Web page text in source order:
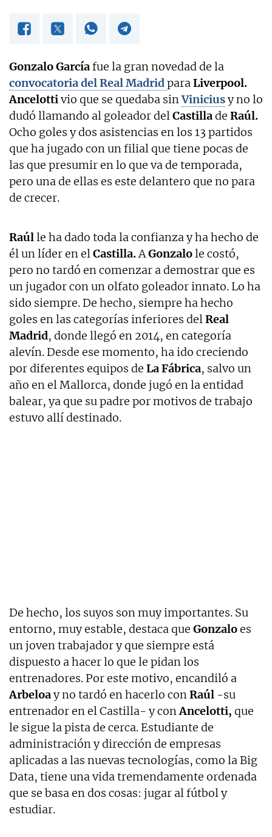
Gonzalo Garcíafue la gran novedad de la
convocatoria del Real MadridparaLiverpool.
Ancelottivio que se quedaba sinViniciusy no lo
dudó llamando al goleador delCastillade Raúl.
Ocho goles y dos asistencias en los 13 partidos
que ha jugado con un filial que tiene pocas de
las que presumir en lo que va de temporada,
pero una de ellas es este delantero que no para
de crecer.
Raúlle ha dado toda la confianza y ha hecho de
él un líder en elCastilla.AGonzalole costó,
pero no tardó en comenzar a demostrar que es
un jugador con un olfato goleador innato. Lo ha
sido siempre. De hecho, siempre ha hecho
goles en las categorías inferiores delReal
Madrid, donde llegó en 2014, en categoría
alevín. Desde ese momento, ha ido creciendo
por diferentes equipos de La Fábrica, salvo un
año en el Mallorca, donde jugó en la entidad
balear, ya que su padre por motivos de trabajo
estuvo allí destinado.
De hecho, los suyos son muy importantes. Su
entorno, muy estable, destaca que Gonzaloes
un joven trabajador y que siempre está
dispuesto a hacer lo que le pidan los
entrenadores. Por este motivo, encandiló a
Arbeloay no tardó en hacerlo conRaúl -su
entrenador en el Castilla- y conAncelotti, que
le sigue la pista de cerca. Estudiante de
administración y dirección de empresas
aplicadas a las nuevas tecnologías, como la Big
Data, tiene una vida tremendamente ordenada
que se basa en dos cosas: jugar al fútbol y
estudiar.